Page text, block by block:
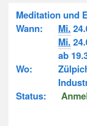
Meditation und
Wann:
Mi.
Mi.
ab
Wo:
Status: